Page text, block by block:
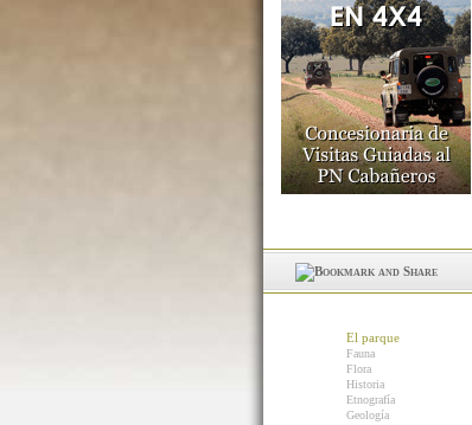
El parque
Fauna
Flora
Historia
Etnografía
Geología